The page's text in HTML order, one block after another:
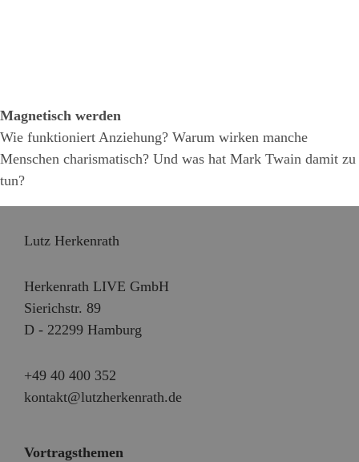
Magnetisch werden
Wie funktioniert Anziehung? Warum wirken manche
Menschen charismatisch? Und was hat Mark Twain damit zu
tun?
Lutz Herkenrath
Herkenrath LIVE GmbH
Sierichstr. 89
D - 22299 Hamburg
+49 40 400 352
kontakt@lutzherkenrath.de
Vortragsthemen